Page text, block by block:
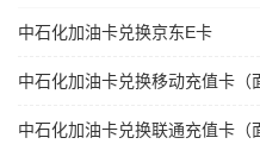
中石化加油卡兑换京东E卡
中石化加油卡兑换移动充值卡（
中石化加油卡兑换联通充值卡（